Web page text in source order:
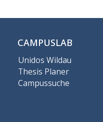
CAMPUSLAB
Unidos Wildau
Thesis Planer
Campussuche